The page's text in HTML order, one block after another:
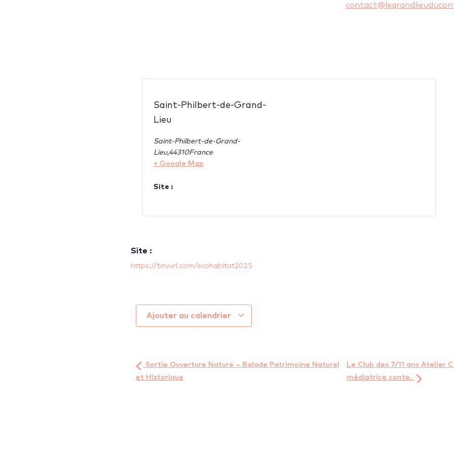
Saint-Philbert-de-Grand-
Lieu
Saint-Philbert-de-Grand-
Lieu,44310France
+ Google Map
Site :
Site :
https://tinyurl.com/ecohabitat2025
Ajouter au calendrier
Sortie Ouverture Nature – Balade Patrimoine Naturel
et Historique
Le Club des 7/11 ans Atelier
médiatrice conte.